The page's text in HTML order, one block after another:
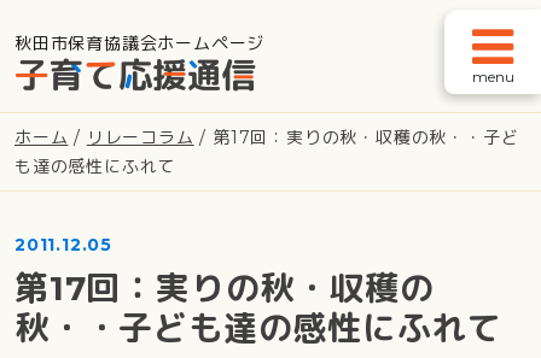
メインナビゲーション
秋田市保育協議会ホームページ
ホーム / リレーコラム / 第17回：実りの秋・収穫の秋・・子ど
も達の感性にふれて
2011.12.05
第17回：実りの秋・収穫の
秋・・子ども達の感性にふれて